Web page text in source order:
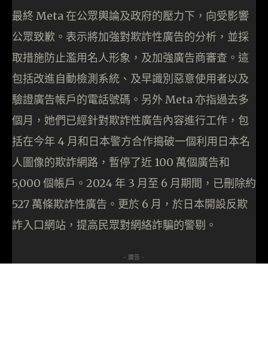
最終 Meta 在公眾輿論及政府的壓力下，向受影響
公眾致歉。表示將加強對欺詐性廣告的分析，並採
取措施防止濫用名人形象，及加強廣告商審查。這
包括改進自動檢測系統、及早識別惡意使用者以及
驗證廣告帳戶的電話號碼。另外 Meta 亦指過去多
個月，她們已經針對欺詐性廣告內容進行工作，包
括在今年 4 月和日本警方合作搗破一個利用日本名
人圖像的欺詐網路，暫停了近 100 萬個廣告和
5,000 個帳戶。2024 年 3 月至 6 月期間，已刪除約
527 萬條欺詐性廣告。更於 6 月，於日本開設反欺
詐入口網站，提高民眾對網絡詐騙的警剔。
- 廣告 -